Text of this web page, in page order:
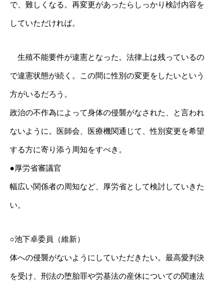
で、難しくなる。再変更があったらしっかり検討内容を
していただければ。
生殖不能要件が違憲となった。法律上は残っているの
で違憲状態が続く。この間に性別の変更をしたいという
方がいるだろう。
政治の不作為によって身体の侵襲がなされた、と言われ
ないように。医師会、医療機関通じて、性別変更を希望
する方に寄り添う周知をすべき。
●厚労省審議官
幅広い関係者の周知など、厚労省として検討していきた
い。
○池下卓委員（維新）
体への侵襲がないようにしていただきたい。最高愛判決
を受け、刑法の堕胎罪や労基法の産休についての関連法